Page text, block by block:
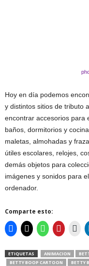
Hoy en día podemos
y distintos sitios de tributo a
encontrar accesorios para
baños, dormitorios y
maletas, almohadas y
útiles escolares, relojes,
demás objetos para
imágenes y sonidos para
ordenador.
Comparte esto:
ETIQUETAS ANIMACION
BETTY BOOP CARTOON
BETTY